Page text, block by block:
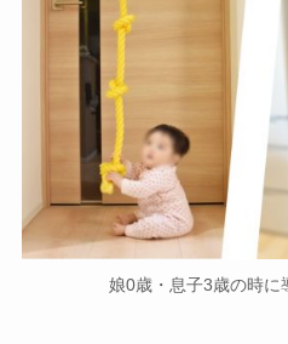
娘0歳・息子3歳の時に